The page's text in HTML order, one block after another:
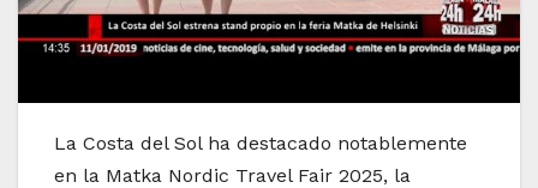
La Costa del Sol ha destacado notablemente
en la Matka Nordic Travel Fair 2025, la